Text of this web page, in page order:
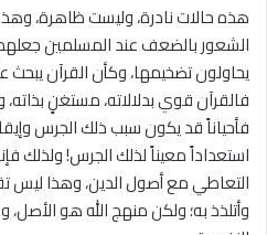
هذه حالات نادرة، وليست ظاهرة،
الشعور بالضعف عند المسلمين
يحاولون تضخيمها، وكأن القرآن
فالقرآن قوي بدلالاته، مستغنٍ
فأحياناً قد يكون سبب ذلك الجرس
استعداداً معيناً لذلك الجرس! ولذلك
التعاطي مع أصول الدين، وهذا ليس
وأتلذذ به؛ ولكن منهج الله هو الأصل،